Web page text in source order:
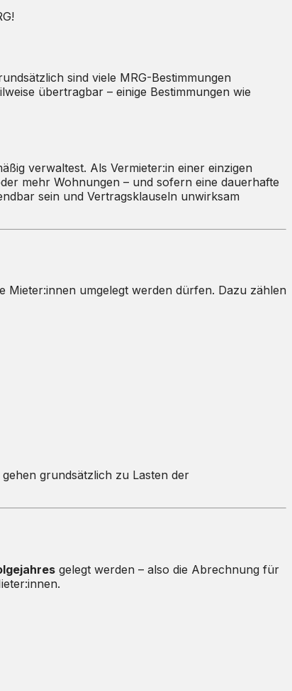
sind viele MRG-Bestimmungen
übertragbar – einige Bestimmungen wie
verwaltest. Als Vermieter:in einer einzigen
mehr Wohnungen – und sofern eine dauerhafte
sein und Vertragsklauseln unwirksam
Mieter:innen umgelegt werden dürfen. Dazu zählen
gehen grundsätzlich zu Lasten der
gelegt werden – also die Abrechnung für